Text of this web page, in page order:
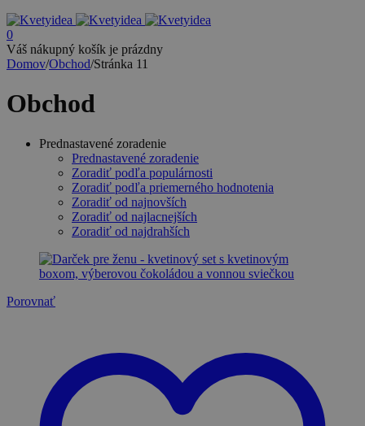
0
Váš nákupný košík je prázdny
Domov/Obchod/Stránka 11
Obchod
Prednastavené zoradenie
Prednastavené zoradenie
Zoradiť podľa populárnosti
Zoradiť podľa priemerného hodnotenia
Zoradiť od najnovších
Zoradiť od najlacnejších
Zoradiť od najdrahších
Porovnať